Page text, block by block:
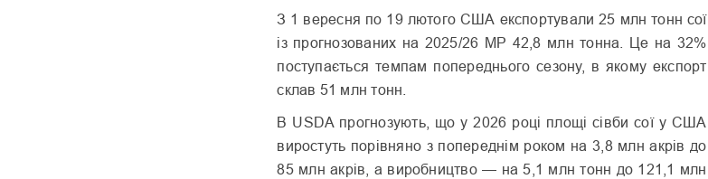
З 1 вересня по 19 лютого США експортували 25 млн тонн сої
із прогнозованих на 2025/26 МР 42,8 млн тонна. Це на 32%
поступається темпам попереднього сезону, в якому експорт
склав 51 млн тонн.
В USDA прогнозують, що у 2026 році площі сівби сої у США
виростуть порівняно з попереднім роком на 3,8 млн акрів до
85 млн акрів, а виробництво — на 5,1 млн тонн до 121,1 млн